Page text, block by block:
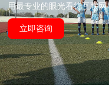
用最专业的眼光看待互联网
立即咨询